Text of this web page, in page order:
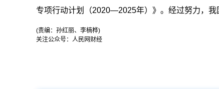
专项行动计划（2020—2025年）》。经过努力，我
(责编：孙红丽、李楠桦)
关注公众号：人民网财经